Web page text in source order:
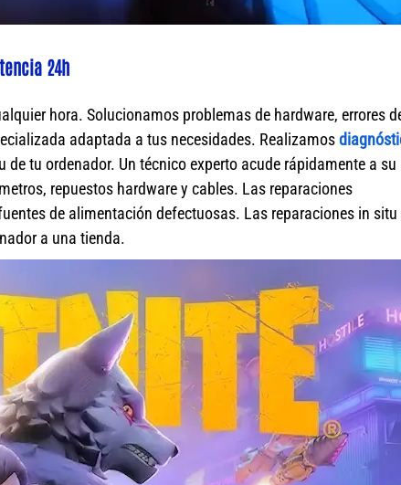
24h
hora. Solucionamos problemas de hardware, errores
adaptada a tus necesidades. Realizamos
tu ordenador. Un técnico experto acude rápidamente a su
repuestos hardware y cables. Las reparaciones
de alimentación defectuosas. Las reparaciones in situ
a una tienda.